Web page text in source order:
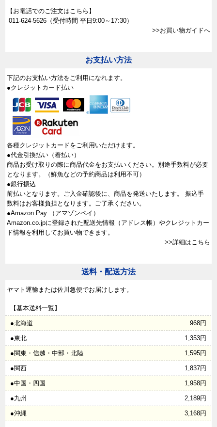
【お電話でのご注文はこちら】
011-624-5626 （受付時間 平日9:00～17:30）
>>お買い物ガイドへ
お支払い方法
下記のお支払い方法をご利用になれます。
●クレジットカード払い
各種クレジットカードをご利用いただけます。
●代金引換払い（着払い）
商品お受け取りの際に商品代金をお支払いください。別途手数料が必要
となります。（鮮魚などの予約商品は利用不可）
●銀行振込
前払いとなります。ご入金確認後に、商品を発送いたします。 振込手
数料はお客様負担となります。ご了承ください。
●Amazon Pay （アマゾンペイ）
Amazon.co.jpに登録された配送先情報（アドレス帳）やクレジットカー
ド情報を利用してお買い物できます。
>>詳細はこちら
送料・配送方法
ヤマト運輸または佐川急便でお届けします。
【基本送料一覧】
●北海道 968円
●東北 1,353円
●関東・信越・中部・北陸 1,595円
●関西 1,837円
●中国・四国 1,958円
●九州 2,189円
●沖縄 3,168円